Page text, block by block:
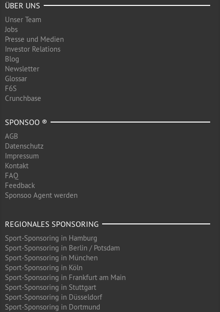
ÜBER UNS
Unser Team
Jobs
Presse und Medien
Investor Relations
Blog
Newsletter
Glossar
F6S
Crunchbase
SPONSOO ®
AGB
Datenschutz
Impressum
Kontakt
FAQ
Feedback
Sponsoo Agent werden
REGIONALES SPONSORING
Sport-Sponsoring in Hamburg
Sport-Sponsoring in Berlin / Potsdam
Sport-Sponsoring in München
Sport-Sponsoring in Köln
Sport-Sponsoring in Frankfurt am Main
Sport-Sponsoring in Stuttgart
Sport-Sponsoring in Düsseldorf
Sport-Sponsoring in Dortmund